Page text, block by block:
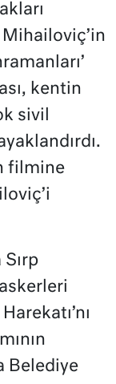
kentin
sivil
filmine
Sırp
Belediye